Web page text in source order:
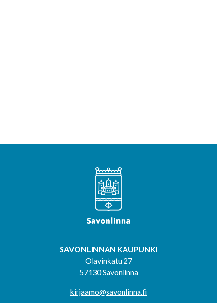
SAVONLINNAN KAUPUNKI
Olavinkatu 27
57130 Savonlinna
kirjaamo@savonlinna.fi